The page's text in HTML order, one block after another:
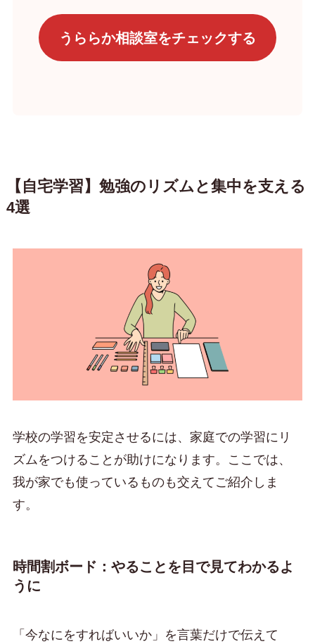
うららか相談室をチェックする
【自宅学習】勉強のリズムと集中を支える
4選
学校の学習を安定させるには、家庭での学習にリ
ズムをつけることが助けになります。ここでは、
我が家でも使っているものも交えてご紹介しま
す。
時間割ボード：やることを目で見てわかるよ
うに
「今なにをすればいいか」を言葉だけで伝えて